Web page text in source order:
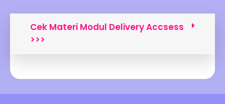
Cek Materi Modul Delivery Accsess
>>>